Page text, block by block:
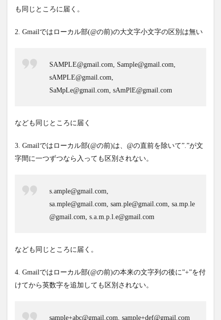
も同じところに届く。
2. Gmailではローカル部(@の前)の大文字小文字の区別は無い
SAMPLE@gmail.com, Sample@gmail.com,
sAMPLE@gmail.com,
SaMpLe@gmail.com, sAmPlE@gmail.com
なども同じところに届く
3. Gmailではローカル部(@の前)は、@の直前を除いて”.”が文
字間に一つずつなら入っても区別されない。
s.ample@gmail.com,
sa.mple@gmail.com, sam.ple@gmail.com, sa.mp.le
@gmail.com, s.a.m.p.l.e@gmail.com
なども同じところに届く。
4. Gmailではローカル部(@の前)の本来の文字列の後に”+”を付
けてから英数字を追加しても区別されない。
sample+abc@gmail.com, sample+def@gmail.com